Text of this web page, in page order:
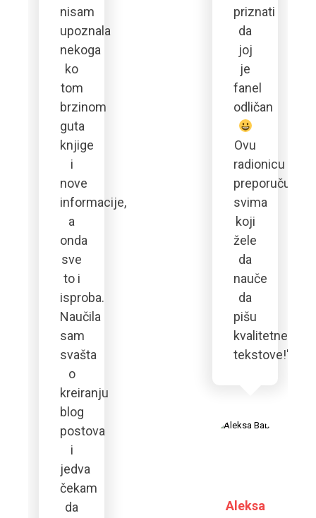
nisam
upoznala
nekoga
ko
tom
brzinom
guta
knjige
i
nove
informacije,
a
onda
sve
to i
isproba.
Naučila
sam
svašta
o
kreiranju
blog
postova
i
jedva
čekam
da
priznati
da
joj
je
fanel
odličan
Ovu
radionicu
preporučujem
svima
koji
žele
da
nauče
da
pišu
kvalitetne
tekstove!"
Aleksa